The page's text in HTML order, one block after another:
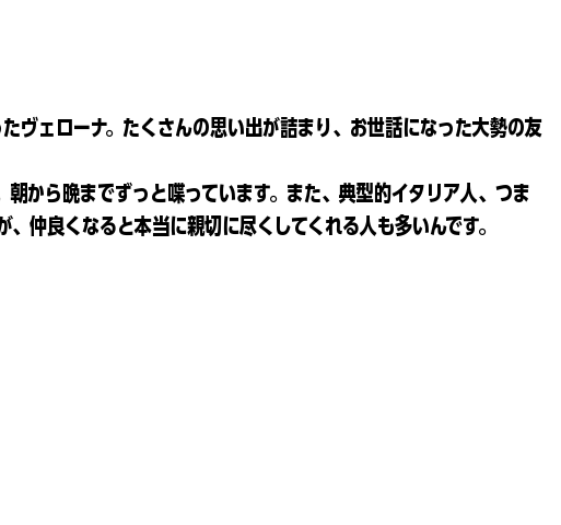
ヴェローナ。たくさんの思い出が詰まり、お世話になった大勢の友
から晩までずっと喋っています。また、典型的イタリア人、つま
仲良くなると本当に親切に尽くしてくれる人も多いんです。